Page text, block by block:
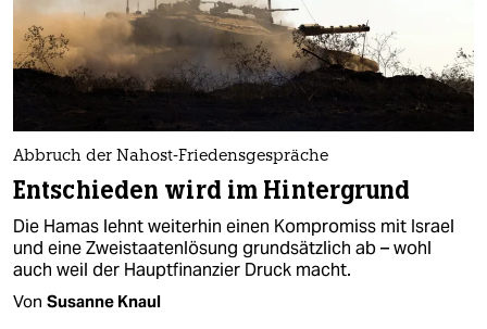
Abbruch der Nahost-Friedensgespräche
Entschieden wird im Hintergrund
Die Hamas lehnt weiterhin einen Kompromiss mit Israel
und eine Zweistaatenlösung grundsätzlich ab – wohl
auch weil der Hauptfinanzier Druck macht.
Von Susanne Knaul